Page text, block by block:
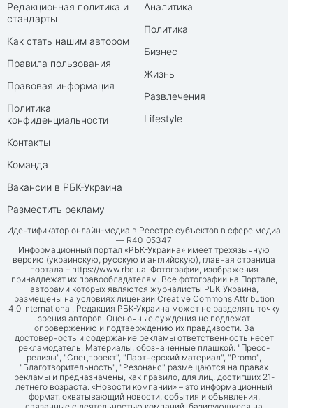
Редакционная политика и
стандарты
Как стать нашим автором
Правила пользования
Правовая информация
Политика
конфиденциальности
Контакты
Команда
Вакансии в РБК-Украина
Разместить рекламу
Аналитика
Политика
Бизнес
Жизнь
Развлечения
Lifestyle
Идентификатор онлайн-медиа в Реестре субъектов в сфере медиа
— R40-05347
Информационный портал «РБК-Украина» имеет трехязычную
версию (украинскую, русскую и английскую), главная страница
портала – https://www.rbc.ua. Фотографии, изображения
принадлежат их правообладателям. Все фотографии на Портале,
авторами которых являются журналисты РБК-Украина,
размещены на условиях лицензии Creative Commons Attribution
4.0 International. Редакция РБК-Украина может не разделять точку
зрения авторов. Оценочные суждения не подлежат
опровержению и подтверждению их правдивости. За
достоверность и содержание рекламы ответственность несет
рекламодатель. Материалы, обозначенные плашкой: "Пресс-
релизы", "Спецпроект", "Партнерский материал", "Promo",
"Благотворительность", "Резонанс" размещаются на правах
рекламы и предназначены, как правило, для лиц, достигших 21-
летнего возраста. «Новости компании» – это информационный
формат, охватывающий новости, события и объявления,